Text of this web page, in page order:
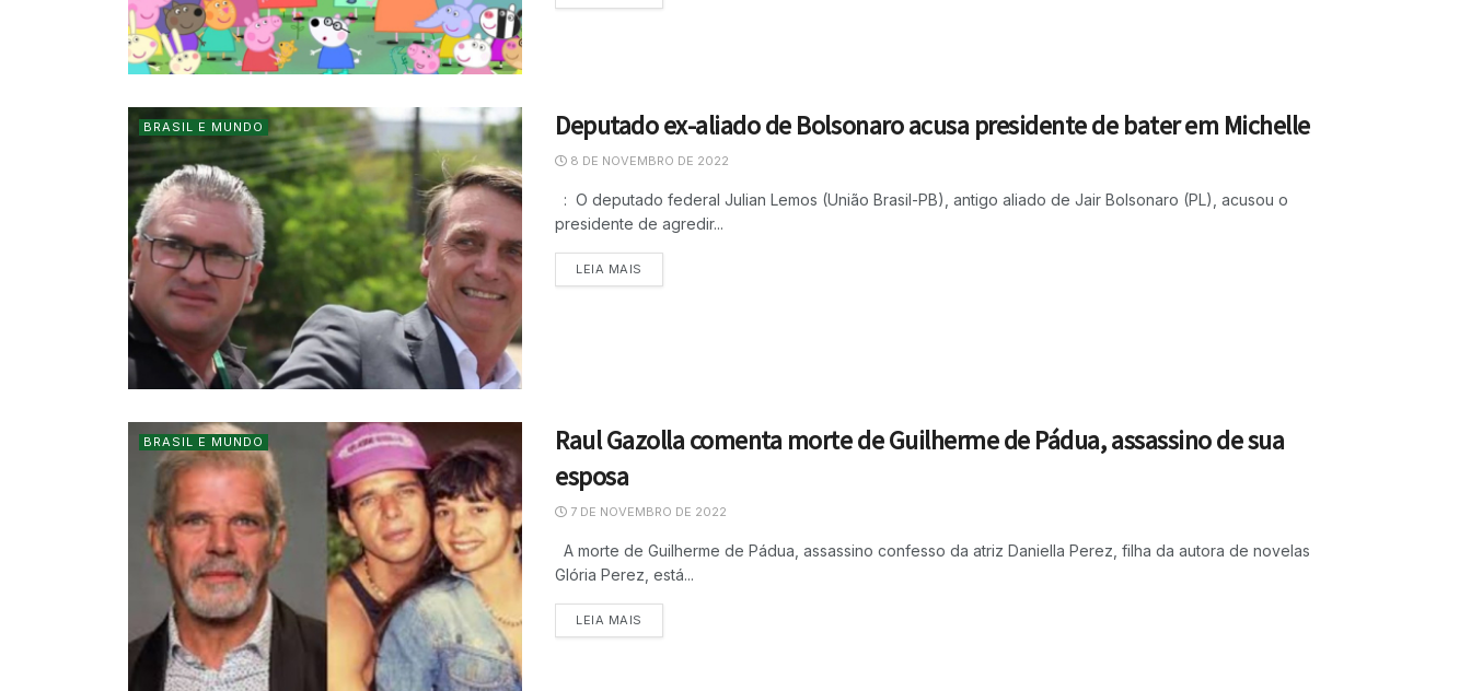
BRASIL E MUNDO Deputado ex-aliado de Bolsonaro acusa presidente de bater em Michelle
8 DE NOVEMBRO DE 2022
: O deputado federal Julian Lemos (União Brasil-PB), antigo aliado de Jair Bolsonaro (PL), acusou o
presidente de agredir...
LEIA MAIS
BRASIL E MUNDO
Raul Gazolla comenta morte de Guilherme de Pádua, assassino de sua
esposa
7 DE NOVEMBRO DE 2022
A morte de Guilherme de Pádua, assassino confesso da atriz Daniella Perez, filha da autora de novelas
Glória Perez, está...
LEIA MAIS